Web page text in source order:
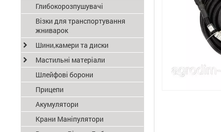
Глибокорозпушувачі
Візки для транспортування
жниварок
Шини,камери та диски
Мастильні матеріали
Шлейфові борони
Прицепи
Акумулятори
Крани Маніпулятори